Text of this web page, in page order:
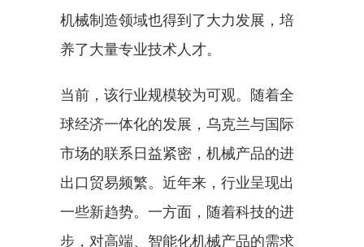
机械制造领域也得到了大力发展，培
养了大量专业技术人才。
当前，该行业规模较为可观。随着全
球经济一体化的发展，乌克兰与国际
市场的联系日益紧密，机械产品的进
出口贸易频繁。近年来，行业呈现出
一些新趋势。一方面，随着科技的进
步，对高端、智能化机械产品的需求